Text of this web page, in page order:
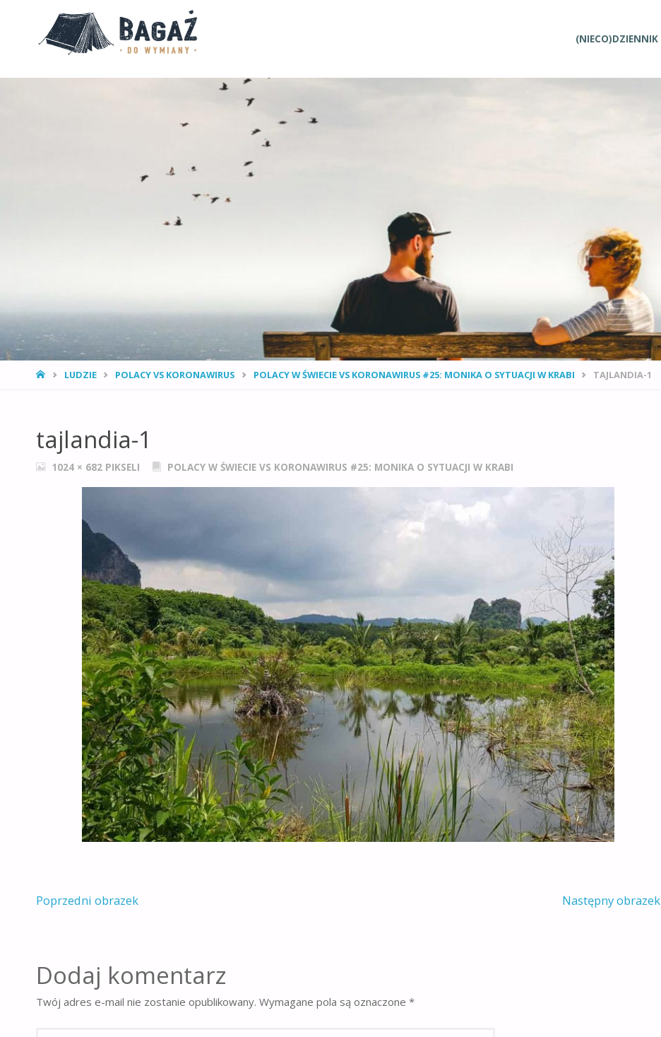
(NIECO)DZIENNIK
STRONA
LUDZIE POLACY VS KORONAWIRUS POLACY W ŚWIECIE VS KORONAWIRUS #25: MONIKA O SYTUACJI W KRABI TAJLANDIA-1
tajlandia-1
PEŁNY1024 × 682 PIKSELI POLACY W ŚWIECIE VS KORONAWIRUS #25: MONIKA O SYTUACJI W KRABI
Poprzedni obrazek Następny obrazek
Dodaj komentarz
Twój adres e-mail nie zostanie opublikowany. Wymagane pola są oznaczone*